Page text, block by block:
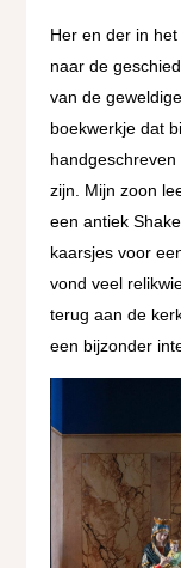
Her en der in
naar de
van de
boekwerkje dat
zijn. Mijn zoon
een antiek
kaarsjes voor
vond veel
terug aan de
een bijzonder